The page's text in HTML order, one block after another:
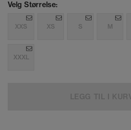
Velg Størrelse:
XXS XS S M
XXXL